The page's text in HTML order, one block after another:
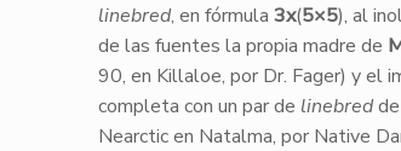
linebred, en fórmula 3x(5×5), al
de las fuentes la propia madre de
90, en Killaloe, por Dr. Fager) y el
completa con un par de linebredde
Nearctic en Natalma, por Native